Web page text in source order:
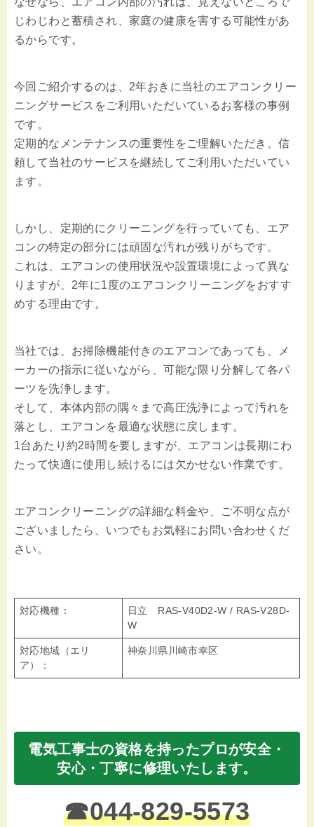
じわじわと蓄積され、家庭の健康を害する可能性があ
るからです。
今回ご紹介するのは、2年おきに当社のエアコンクリー
ニングサービスをご利用いただいているお客様の事例
です。
定期的なメンテナンスの重要性をご理解いただき、信
頼して当社のサービスを継続してご利用いただいてい
ます。
しかし、定期的にクリーニングを行っていても、エア
コンの特定の部分には頑固な汚れが残りがちです。
これは、エアコンの使用状況や設置環境によって異な
りますが、2年に1度のエアコンクリーニングをおすす
めする理由です。
当社では、お掃除機能付きのエアコンであっても、メ
ーカーの指示に従いながら、可能な限り分解して各パ
ーツを洗浄します。
そして、本体内部の隅々まで高圧洗浄によって汚れを
落とし、エアコンを最適な状態に戻します。
1台あたり約2時間を要しますが、エアコンは長期にわ
たって快適に使用し続けるには欠かせない作業です。
エアコンクリーニングの詳細な料金や、ご不明な点が
ございましたら、いつでもお気軽にお問い合わせくだ
さい。
対応機種：
日立 RAS-V40D2‐W / RAS-V28D‐
W
対応地域（エリ
ア）：
神奈川県川崎市幸区
電気工事士の資格を持ったプロが安全・
安心・丁寧に修理いたします。
☎044-829-5573